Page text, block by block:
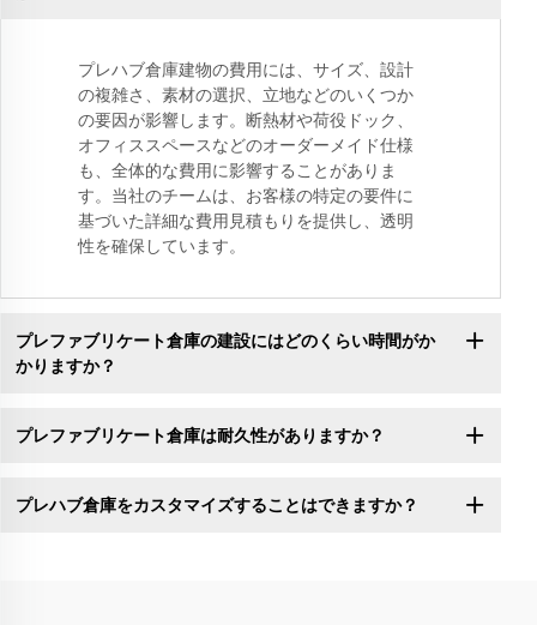
プレハブ倉庫建物の費用には、サイズ、設計
の複雑さ、素材の選択、立地などのいくつか
の要因が影響します。断熱材や荷役ドック、
オフィススペースなどのオーダーメイド仕様
も、全体的な費用に影響することがありま
す。当社のチームは、お客様の特定の要件に
基づいた詳細な費用見積もりを提供し、透明
性を確保しています。
プレファブリケート倉庫の建設にはどのくらい時間がか
かりますか？
プレファブリケート倉庫は耐久性がありますか？
プレハブ倉庫をカスタマイズすることはできますか？